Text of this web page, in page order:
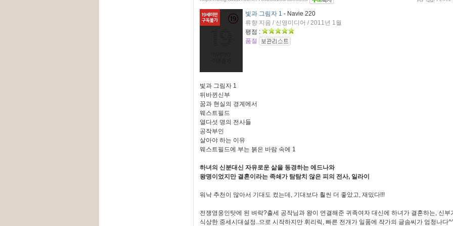
빛과 그림자 1 - Navie 220
류향 지음 / 신영미디어 / 2011년 1월
평점 :
품절
빛과 그림자 1
뒤바뀐신부
꿈과 현실의 경계에서
웨스트필드
열다섯 명의 전사들
공작부인
살아야 하는 이유
웨스트필드에 부는 붉은 바람 속에 1
하녀의 신분대신 자유로운 삶을 동경하는 에드나와
왕명이었지만 결혼이라는 족쇄가 탐탐치 않은 피의 전사, 일라이
워낙 추천이 많아서 기대도 컸는데, 기대보다 훨씬 더 좋았고, 재밌다!!!
전쟁영웅인탓에 된 벼락?출세 공작님과 왕이 연결해준 귀족여자 대신에 하녀가 결혼하는, 신부
식상한 중세시대설정..으로 시작하지만 휘리릭, 빠른 전개가 일품에 작가의 글솜씨가 엄청나다